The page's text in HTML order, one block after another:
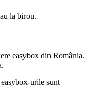
la birou.
easybox din România.
urile sunt